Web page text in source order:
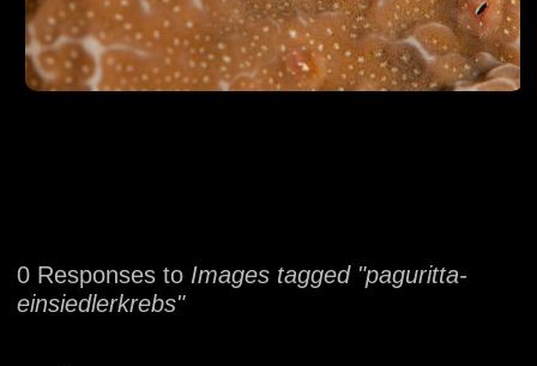
0 Responses to Images tagged "paguritta-
einsiedlerkrebs"